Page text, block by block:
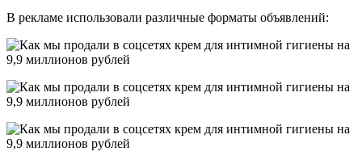
В рекламе использовали различные форматы объявлений: